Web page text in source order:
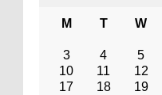
M T W
3
4 5
10
11 12
17
18 19